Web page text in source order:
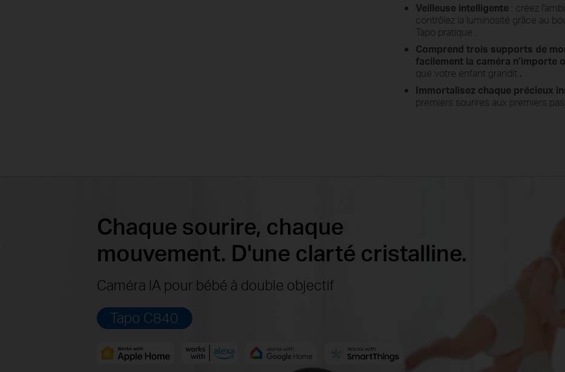
Veilleuse intelligente : créez
contrôlez la luminosité grâce au
Tapo pratique .
Comprend trois supports de
facilement la caméra n’importe
que votre enfant grandit .
Immortalisez chaque précieux
premiers sourires aux premiers
Chaque sourire, chaque
mouvement. D'une clarté cristalline.
Caméra IA pour bébé à double objectif
Tapo C840